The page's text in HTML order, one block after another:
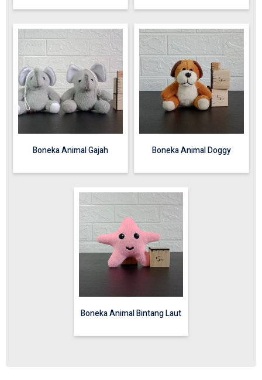
Boneka Animal Gajah Boneka Animal Doggy
Boneka Animal Bintang Laut